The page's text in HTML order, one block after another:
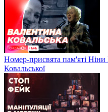
Номер-присвята пам'яті
Ковальської